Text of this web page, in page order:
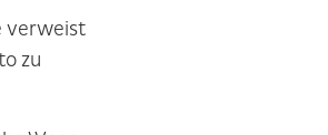
verweist
zu